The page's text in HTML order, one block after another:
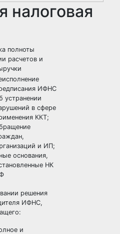
налоговая
полноты
расчетов и
ИФНС
устранении
в сфере
ККТ;
и ИП;
основания,
НК
решения
ИФНС,
и